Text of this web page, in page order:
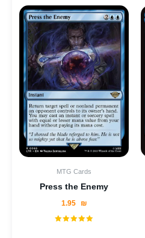
MTG Cards
Press the Enemy
1.95 ₪